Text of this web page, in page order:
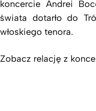
koncercie Andrei
świata dotarło do
włoskiego tenora.
Zobacz relację z